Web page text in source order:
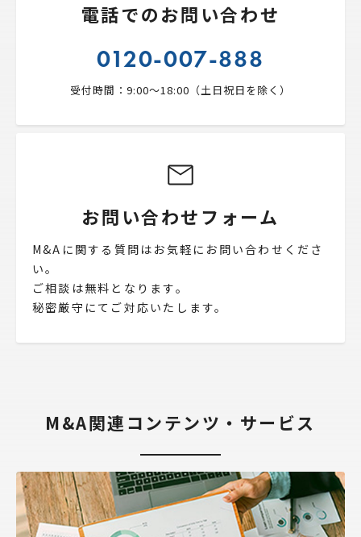
電話でのお問い合わせ
0120-007-888
受付時間：9:00〜18:00（土日祝日を除く）
お問い合わせフォーム
M&Aに関する質問はお気軽にお問い合わせくださ
い。
ご相談は無料となります。
秘密厳守にてご対応いたします。
M&A関連コンテンツ・サービス